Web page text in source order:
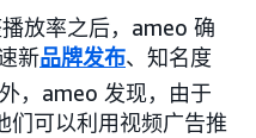
放率之后，ameo 确
新品牌发布、知名度
，ameo 发现，由于
们可以利用视频广告推